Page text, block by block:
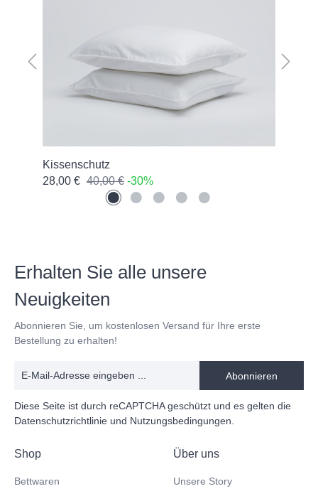
Kissenschutz
28,00 € 40,00 € -30%
Shop
Bettwaren
Über uns
Unsere Story
Erhalten Sie alle unsere
Neuigkeiten
Abonnieren Sie, um kostenlosen Versand für Ihre erste
Bestellung zu erhalten!
Abonnieren
Diese Seite ist durch reCAPTCHA geschützt und es gelten die
Datenschutzrichtlinie und Nutzungsbedingungen.